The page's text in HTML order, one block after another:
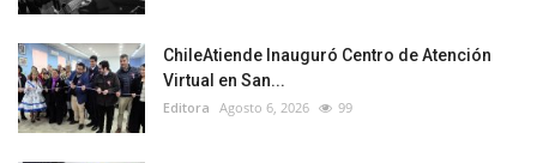
ChileAtiende Inauguró Centro de Atención
Virtual en San...
Editora Agosto 6, 2026 99